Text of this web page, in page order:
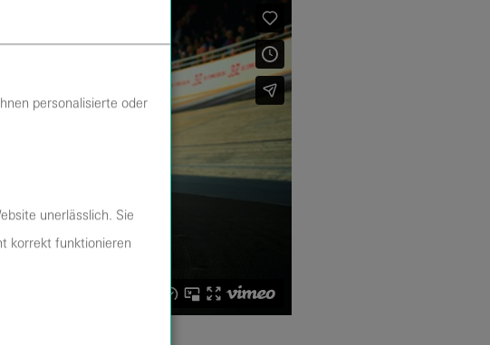
personalisierte oder
unerlässlich. Sie
korrekt funktionieren